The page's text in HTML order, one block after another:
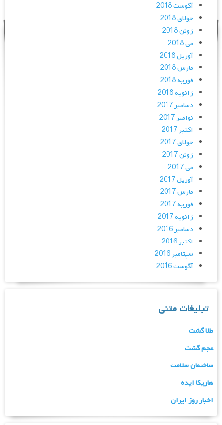
آگوست 2018
جولای 2018
ژوئن 2018
می 2018
آوریل 2018
مارس 2018
فوریه 2018
ژانویه 2018
دسامبر 2017
نوامبر 2017
اکتبر 2017
جولای 2017
ژوئن 2017
می 2017
آوریل 2017
مارس 2017
فوریه 2017
ژانویه 2017
دسامبر 2016
اکتبر 2016
سپتامبر 2016
آگوست 2016
تبلیغات متنی
طلا گشت
عجم گشت
ساختمان سلامت
هاریکا ایده
اخبار روز ایران